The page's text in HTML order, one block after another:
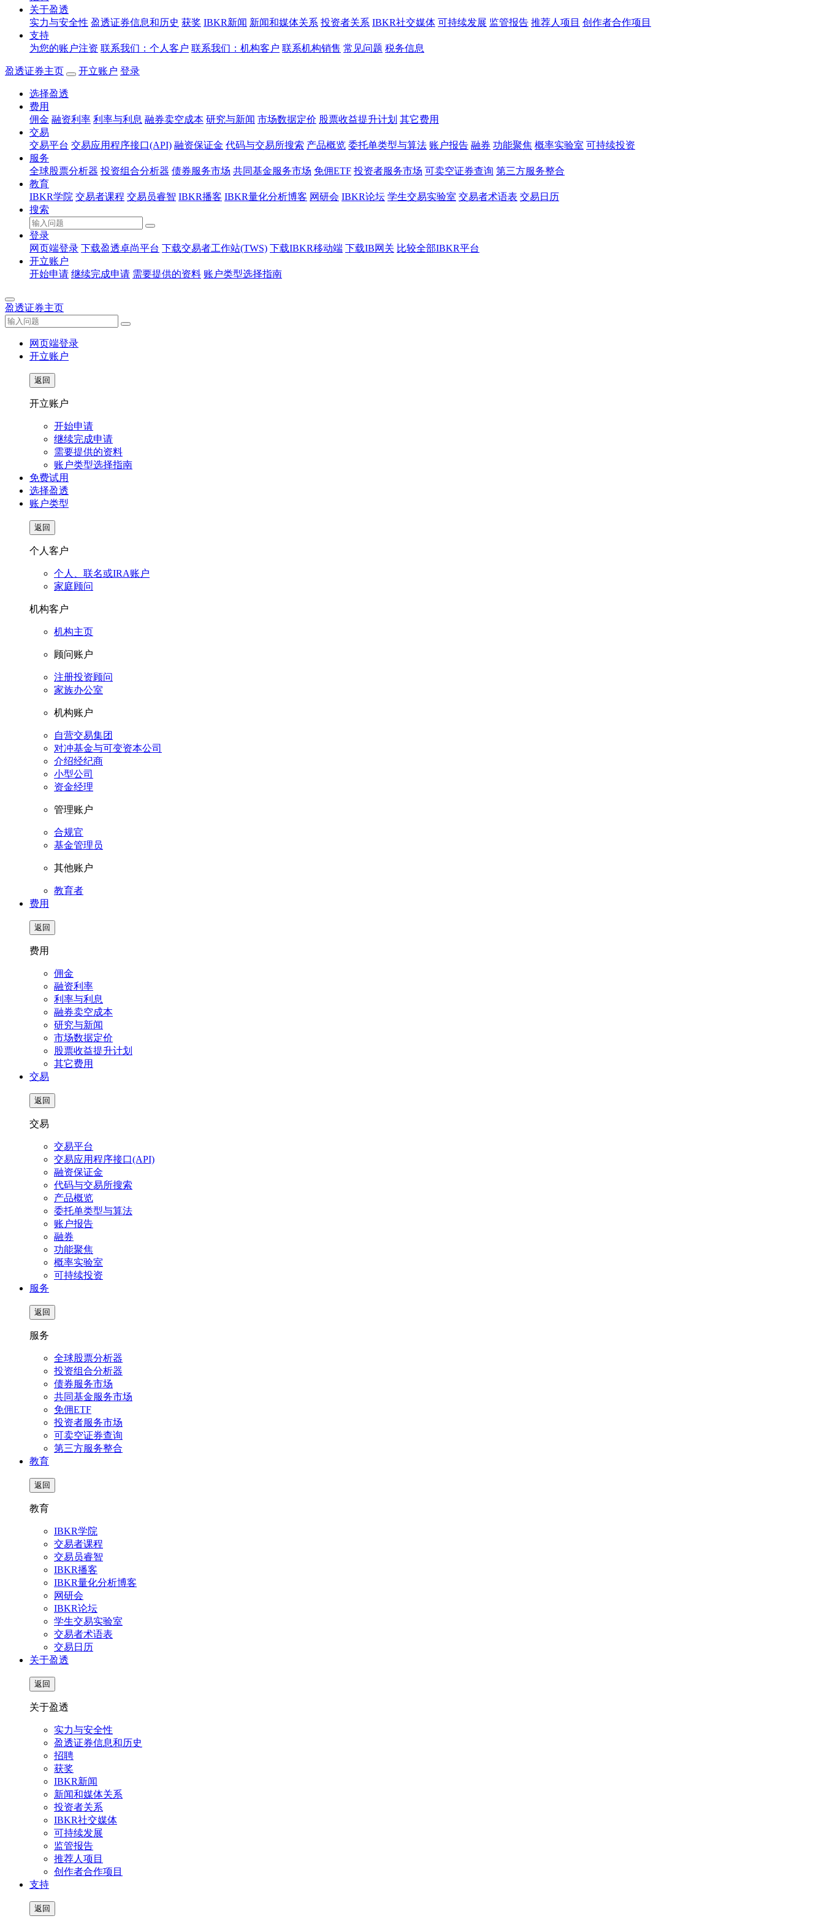
关于盈透
实力与安全性 盈透证券信息和历史 获奖 IBKR新闻 新闻和媒体关系 投资者关系 IBKR社交媒体 可持续发展 监管报告 推荐人项目 创作者合作项目
支持
为您的账户注资 联系我们：个人客户 联系我们：机构客户 联系机构销售 常见问题 税务信息
盈透证券主页 开立账户 登录
选择盈透
费用
佣金 融资利率 利率与利息 融券卖空成本 研究与新闻 市场数据定价 股票收益提升计划 其它费用
交易
交易平台 交易应用程序接口(API) 融资保证金 代码与交易所搜索 产品概览 委托单类型与算法 账户报告 融券 功能聚焦 概率实验室 可持续投资
服务
全球股票分析器 投资组合分析器 债券服务市场 共同基金服务市场 免佣ETF 投资者服务市场 可卖空证券查询 第三方服务整合
教育
IBKR学院 交易者课程 交易员睿智 IBKR播客 IBKR量化分析博客 网研会 IBKR论坛 学生交易实验室 交易者术语表 交易日历
搜索
登录
网页端登录 下载盈透卓尚平台 下载交易者工作站(TWS) 下载IBKR移动端 下载IB网关 比较全部IBKR平台
开立账户
开始申请 继续完成申请 需要提供的资料 账户类型选择指南
盈透证券主页
网页端登录
开立账户
返回
开立账户
开始申请
继续完成申请
需要提供的资料
账户类型选择指南
免费试用
选择盈透
账户类型
返回
个人客户
个人、联名或IRA账户
家庭顾问
机构客户
机构主页
顾问账户
注册投资顾问
家族办公室
机构账户
自营交易集团
对冲基金与可变资本公司
介绍经纪商
小型公司
资金经理
管理账户
合规官
基金管理员
其他账户
教育者
费用
返回
费用
佣金
融资利率
利率与利息
融券卖空成本
研究与新闻
市场数据定价
股票收益提升计划
其它费用
交易
返回
交易
交易平台
交易应用程序接口(API)
融资保证金
代码与交易所搜索
产品概览
委托单类型与算法
账户报告
融券
功能聚焦
概率实验室
可持续投资
服务
返回
服务
全球股票分析器
投资组合分析器
债券服务市场
共同基金服务市场
免佣ETF
投资者服务市场
可卖空证券查询
第三方服务整合
教育
返回
教育
IBKR学院
交易者课程
交易员睿智
IBKR播客
IBKR量化分析博客
网研会
IBKR论坛
学生交易实验室
交易者术语表
交易日历
关于盈透
返回
关于盈透
实力与安全性
盈透证券信息和历史
招聘
获奖
IBKR新闻
新闻和媒体关系
投资者关系
IBKR社交媒体
可持续发展
监管报告
推荐人项目
创作者合作项目
支持
返回